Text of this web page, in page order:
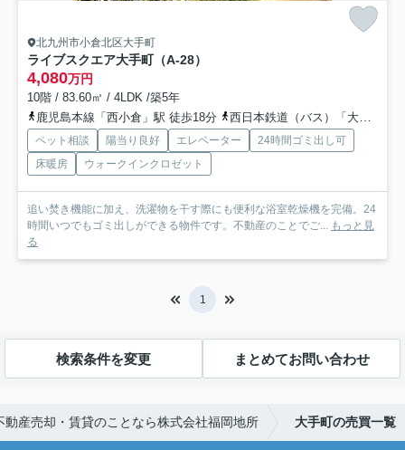
北九州市小倉北区大手町
ライブスクエア大手町（A-28）
4,080万円
10階 / 83.60㎡ / 4LDK /築5年
鹿児島本線「西小倉」駅 徒歩18分
西日本鉄道（バス）「大手町（福岡県）」バス停下車 徒歩2分
ペット相談 陽当り良好 エレベーター
24時間ゴミ出し可
床暖房
ウォークインクロゼット
追い焚き機能に加え、洗濯物を干す際にも便利な浴室乾燥機を完備。24
時間いつでもゴミ出しができる物件です。不動産のことでご... もっと見
る
1
検索条件を変更 まとめてお問い合わせ
動産売却・賃貸のことなら株式会社福岡地所 大手町の売買一覧